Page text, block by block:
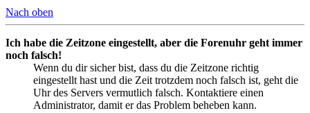
Nach oben
Ich habe die Zeitzone eingestellt, aber die Forenuhr geht immer
noch falsch!
Wenn du dir sicher bist, dass du die Zeitzone richtig
eingestellt hast und die Zeit trotzdem noch falsch ist, geht die
Uhr des Servers vermutlich falsch. Kontaktiere einen
Administrator, damit er das Problem beheben kann.